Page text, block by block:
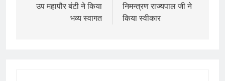
उप महापौर बंटी ने किया
भव्य स्वागत
निमन्त्रण राज्यपाल जी ने
किया स्वीकार